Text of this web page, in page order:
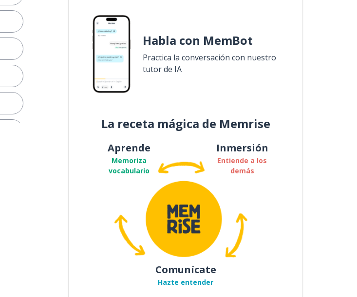
Habla con MemBot
Practica la conversación con nuestro
tutor de IA
La receta mágica de Memrise
Aprende
Memoriza
vocabulario
Inmersión
Entiende a los
demás
Comunícate
Hazte entender